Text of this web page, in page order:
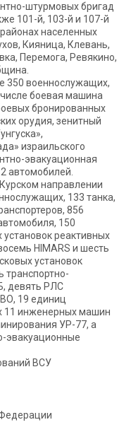
штурмовых бригад
101-й, 103-й и 107-й
населенных
Кияница, Клевань,
Перемога, Ревякино,
350 военнослужащих,
боевая машина
бронированных
орудия, зенитный
израильского
эвакуационная
автомобилей.
направлении
133 танка,
856
150
установок реактивных
HIMARS и шесть
установок
транспортно-
девять РЛС
19 единиц
11 инженерных машин
УР-77, а
эвакуационные
ВСУ